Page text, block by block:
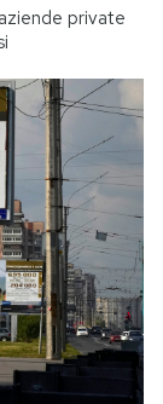
private